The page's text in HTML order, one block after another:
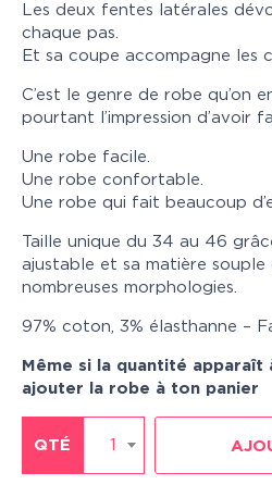
Les deux fentes latérales
chaque pas.
Et sa coupe accompagne les
C’est le genre de robe qu’on
pourtant l’impression d’avoir
Une robe facile.
Une robe confortable.
Une robe qui fait beaucoup
Taille unique du 34 au 46
ajustable et sa matière
nombreuses morphologies.
97% coton, 3% élasthanne –
Même si la quantité
ajouter la robe à ton panier
QTÉ 1